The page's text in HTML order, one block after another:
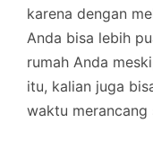
karena dengan
Anda bisa lebih
rumah Anda
itu, kalian juga
waktu merancang